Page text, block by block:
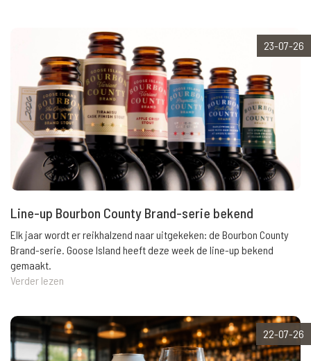
23-07-26
Line-up Bourbon County Brand-serie bekend
Elk jaar wordt er reikhalzend naar uitgekeken: de Bourbon County
Brand-serie. Goose Island heeft deze week de line-up bekend
gemaakt.
Verder lezen
22-07-26